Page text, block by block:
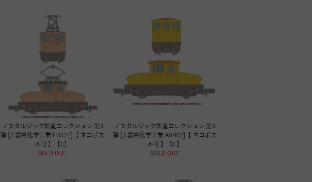
ノスタルジック鉄道コレクション 第3
弾 [2.富井化学工業 EB527]【 ネコポス
不可 】【C】
SOLD OUT
ノスタルジック鉄道コレクション 第3
弾 [3.富井化学工業 AB402]【 ネコポス
不可 】【C】
SOLD OUT